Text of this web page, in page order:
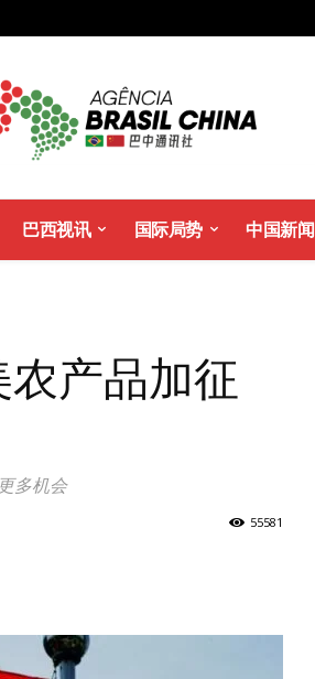
巴西视讯 国际局势 中国新闻
产品加征
多机会
55581